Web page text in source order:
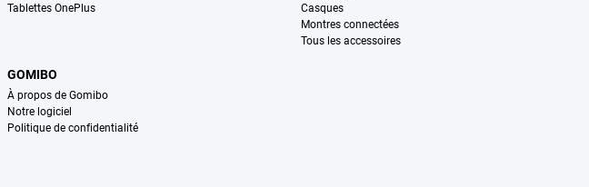
Tablettes OnePlus
Casques
Montres connectées
Tous les accessoires
GOMIBO
À propos de Gomibo
Notre logiciel
Politique de confidentialité